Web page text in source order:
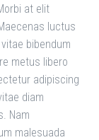
at elit
luctus
bibendum
metus libero
adipiscing
diam
Nam
malesuada